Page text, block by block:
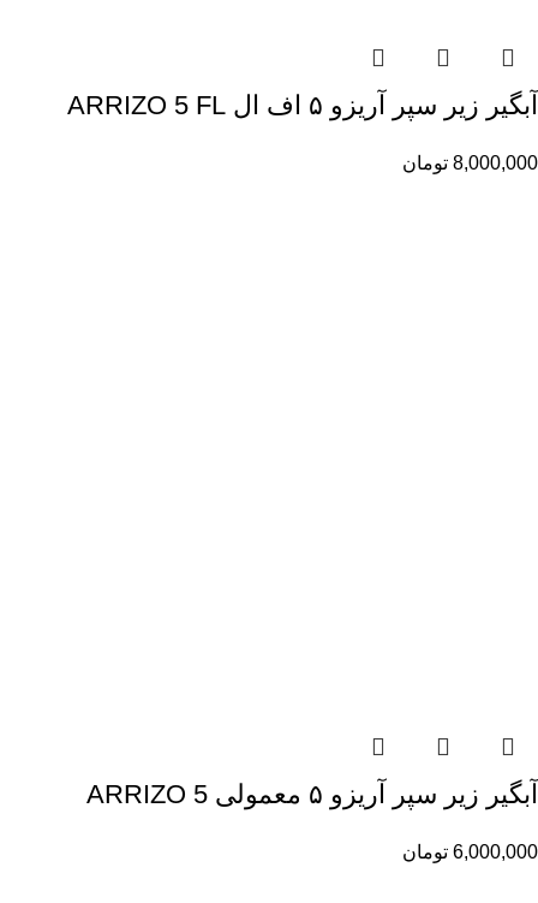
آبگیر زیر سپر آریزو ۵ اف ال ARRIZO 5 FL
8,000,000 تومان
آبگیر زیر سپر آریزو ۵ معمولی ARRIZO 5
6,000,000 تومان